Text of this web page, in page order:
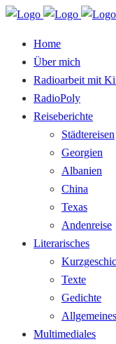
Home
Über mich
Radioarbeit mit
RadioPoly
Reiseberichte
Städtereisen
Georgien
Albanien
China
Texas
Andenreise
Literarisches
Texte
Gedichte
Allgemeines
Multimediales